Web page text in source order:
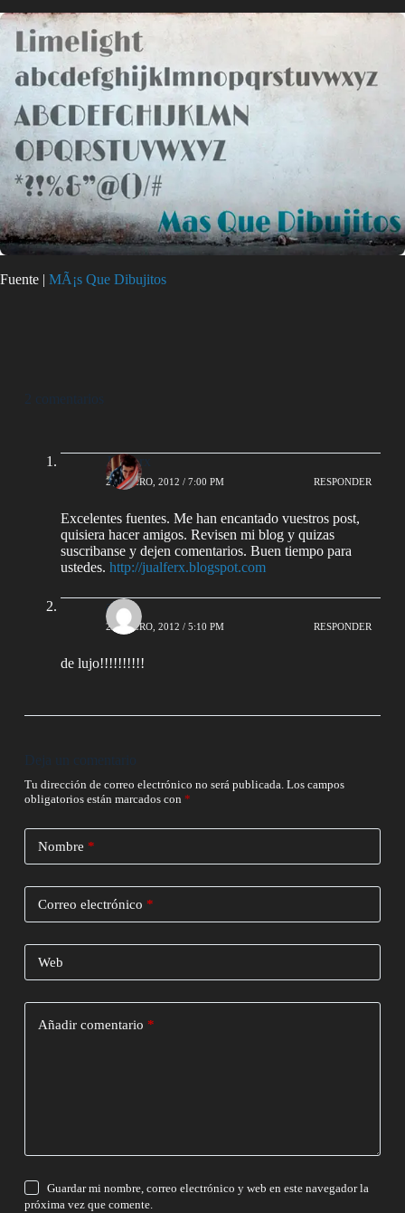
Fuente | MÃ¡s Que Dibujitos
2 comentarios
Jualferx
20 ENERO, 2012 / 7:00 PM RESPONDER
Excelentes fuentes. Me han encantado vuestros post,
quisiera hacer amigos. Revisen mi blog y quizas
suscribanse y dejen comentarios. Buen tiempo para
ustedes. http://jualferx.blogspot.com
ale
23 ENERO, 2012 / 5:10 PM RESPONDER
de lujo!!!!!!!!!!
Deja un comentario
Tu dirección de correo electrónico no será publicada. Los campos
obligatorios están marcados con *
Nombre *
Correo electrónico *
Web
Añadir comentario *
Guardar mi nombre, correo electrónico y web en este navegador la
próxima vez que comente.